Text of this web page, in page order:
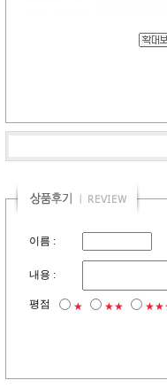
이름 :
내용 :
평점 ★ ★★